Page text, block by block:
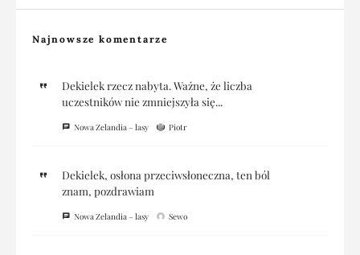
Najnowsze komentarze
Dekielek rzecz nabyta. Ważne, że liczba
uczestników nie zmniejszyła się...
Nowa Zelandia – lasy Piotr
Dekielek, osłona przeciwsłoneczna, ten ból
znam, pozdrawiam
Nowa Zelandia – lasy Sewo